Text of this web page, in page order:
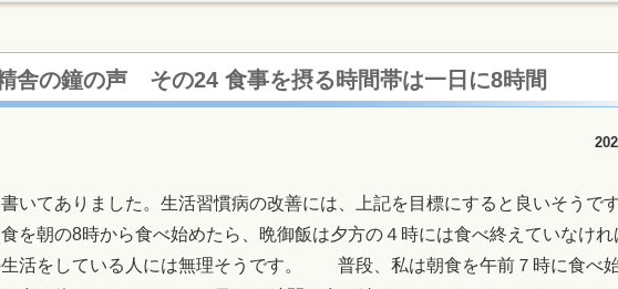
舎の鐘の声 その24 食事を摂る時間帯は一日に8時間
いてありました。生活習慣病の改善には、上記を目標にすると良いそうで
を朝の8時から食べ始めたら、晩御飯は夕方の４時には食べ終えていなけれ
活をしている人には無理そうです。 普段、私は朝食を午前７時に食べ